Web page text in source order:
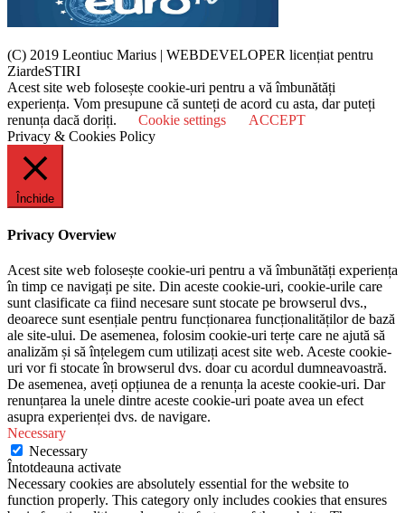
(C) 2019 Leontiuc Marius | WEBDEVELOPER licențiat pentru
ZiardeSTIRI
Acest site web folosește cookie-uri pentru a vă îmbunătăți
experiența. Vom presupune că sunteți de acord cu asta, dar puteți
renunța dacă doriți.
Cookie settings
ACCEPT
Privacy & Cookies Policy
Închide
Privacy Overview
Acest site web folosește cookie-uri pentru a vă îmbunătăți experiența
în timp ce navigați pe site. Din aceste cookie-uri, cookie-urile care
sunt clasificate ca fiind necesare sunt stocate pe browserul dvs.,
deoarece sunt esențiale pentru funcționarea funcționalităților de bază
ale site-ului. De asemenea, folosim cookie-uri terțe care ne ajută să
analizăm și să înțelegem cum utilizați acest site web. Aceste cookie-
uri vor fi stocate în browserul dvs. doar cu acordul dumneavoastră.
De asemenea, aveți opțiunea de a renunța la aceste cookie-uri. Dar
renunțarea la unele dintre aceste cookie-uri poate avea un efect
asupra experienței dvs. de navigare.
Necessary
Necessary
Întotdeauna activate
Necessary cookies are absolutely essential for the website to
function properly. This category only includes cookies that ensures